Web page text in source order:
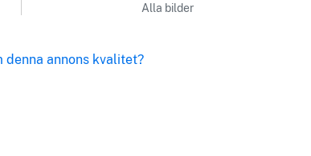
Alla bilder
denna annons kvalitet?